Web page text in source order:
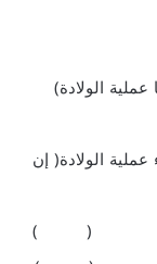
الولادة)
عملية الولادة( إن
( )